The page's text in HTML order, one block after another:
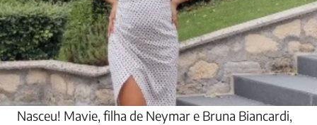
Nasceu! Mavie, filha de Neymar e Bruna Biancardi,